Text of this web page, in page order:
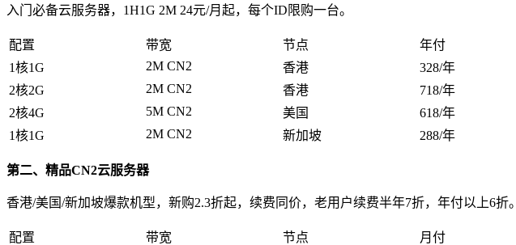
入门必备云服务器，1H1G 2M 24元/月起，每个ID限购一台。
配置 带宽 节点 年付
1核1G
2M CN2 香港 328/年
2核2G
2M CN2 香港 718/年
2核4G
5M CN2 美国 618/年
1核1G
2M CN2 新加坡 288/年
第二、精品CN2云服务器
香港/美国/新加坡爆款机型，新购2.3折起，续费同价，老用户续费半年7折，年付以上6折。
配置 带宽 节点 月付